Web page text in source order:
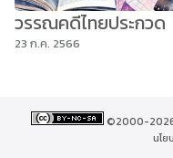
วรรณคดีไทยประกวด
23 ก.ค. 2566
©2000-2026
นโ